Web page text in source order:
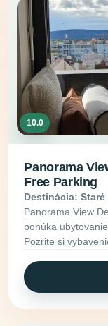
10.0
Panorama
Free Parking
Destinácia: Staré
Panorama View
ponúka
Pozrite si